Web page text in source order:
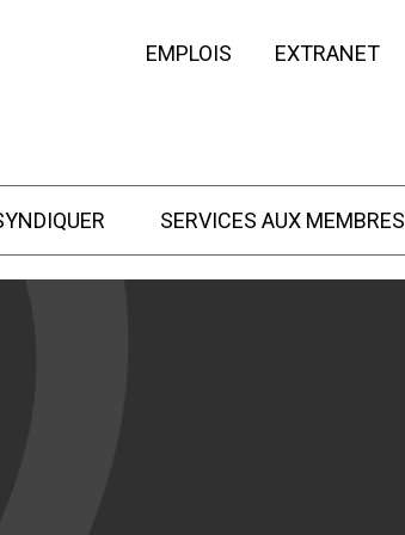
EMPLOIS EXTRANET
SERVICES AUX MEMBRES